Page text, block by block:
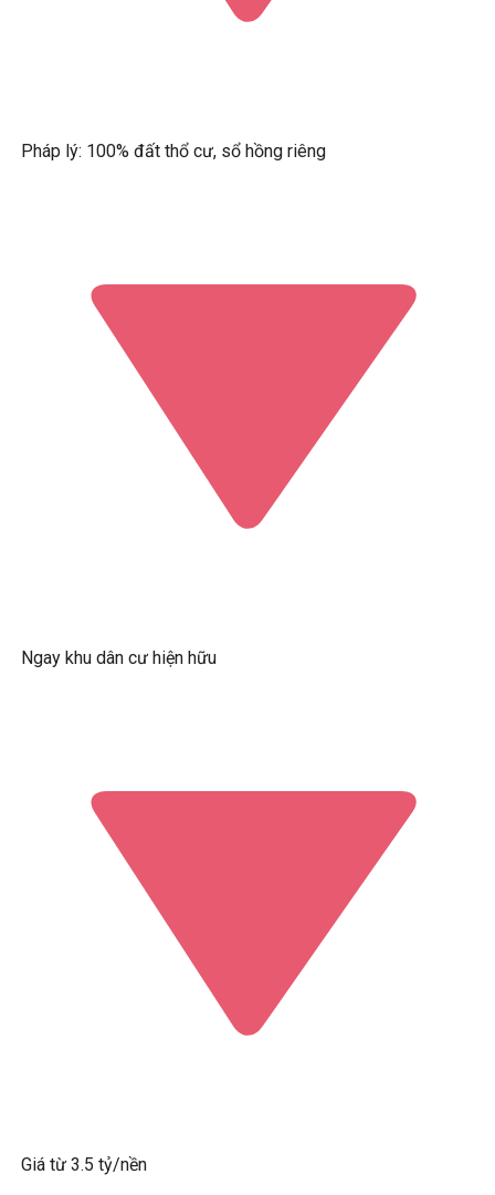
Pháp lý: 100% đất thổ cư, sổ hồng riêng
Ngay khu dân cư hiện hữu
Giá từ 3.5 tỷ/nền